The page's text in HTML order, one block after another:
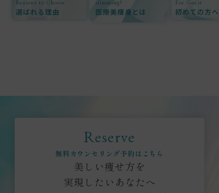
Reasons to Choose
選ばれる理由
slimming?
医療美痩身とは
For Guest
初めての方へ
Reserve
無料カウンセリング予約はこちら
美しい痩せ方を
実現したいあなたへ